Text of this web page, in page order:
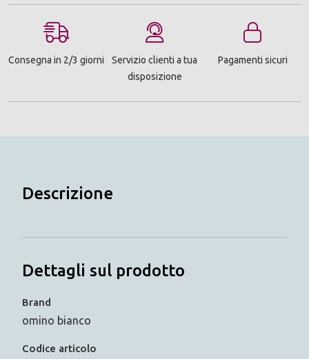
Consegna in 2/3 giorni
Servizio clienti a tua
disposizione
Pagamenti sicuri
Descrizione
Dettagli sul prodotto
Brand
omino bianco
Codice articolo